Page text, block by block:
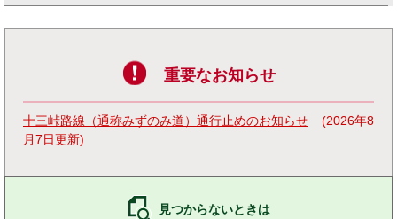
重要なお知らせ
十三峠路線（通称みずのみ道）通行止めのお知らせ
2026年8
月7日更新
見つからないときは